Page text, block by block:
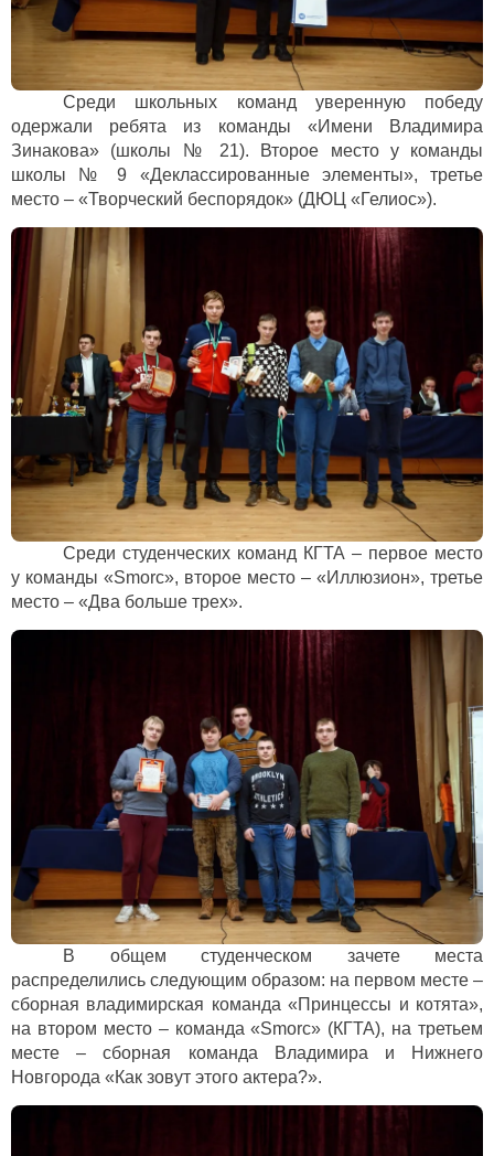
Среди школьных команд уверенную победу
одержали ребята из команды «Имени Владимира
Зинакова» (школы № 21). Второе место у команды
школы № 9 «Деклассированные элементы», третье
место – «Творческий беспорядок» (ДЮЦ «Гелиос»).
Среди студенческих команд КГТА – первое место
у команды «Smorc», второе место – «Иллюзион», третье
место – «Два больше трех».
В общем студенческом зачете места
распределились следующим образом: на первом месте –
сборная владимирская команда «Принцессы и котята»,
на втором место – команда «Smorc» (КГТА), на третьем
месте – сборная команда Владимира и Нижнего
Новгорода «Как зовут этого актера?».